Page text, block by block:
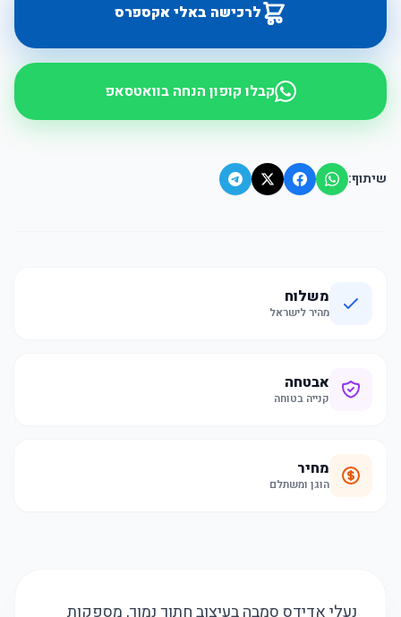
לרכישה באלי אקספרס
קבלו קופון הנחה בוואטסאפ
שיתוף:
משלוח
מהיר לישראל
אבטחה
קנייה בטוחה
מחיר
הוגן ומשתלם
נעלי אדידס סמבה בעיצוב חתוך נמוך, מספקות